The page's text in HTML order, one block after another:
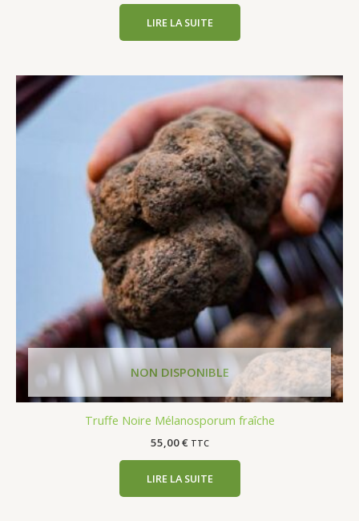
LIRE LA SUITE
Truffe Noire Mélanosporum fraîche
55,00€ TTC
LIRE LA SUITE